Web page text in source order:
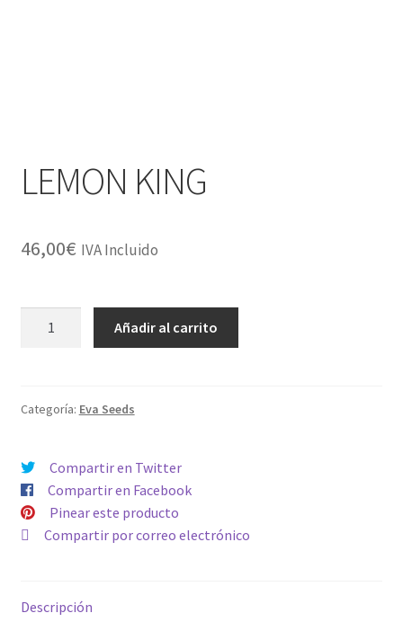
LEMON KING
46,00€ IVA Incluido
Añadir al carrito
Categoría: Eva Seeds
Compartir en Twitter
Compartir en Facebook
Pinear este producto
Compartir por correo electrónico
Descripción